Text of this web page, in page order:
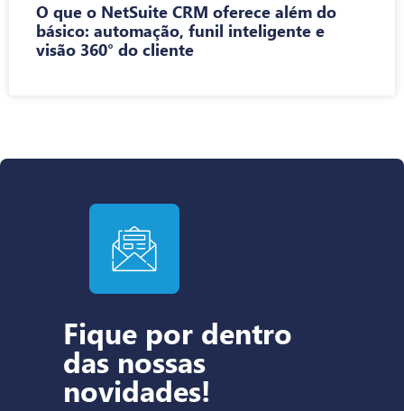
O que o NetSuite CRM oferece além do
básico: automação, funil inteligente e
visão 360° do cliente
Fique por dentro
das nossas
novidades!